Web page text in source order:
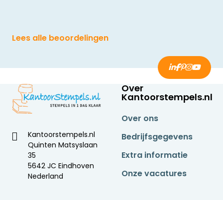
Lees alle beoordelingen
Kantoorstempels.nl
Quinten Matsyslaan
35
5642 JC Eindhoven
Nederland
Over
Kantoorstempels.nl
Over ons
Bedrijfsgegevens
Extra informatie
Onze vacatures